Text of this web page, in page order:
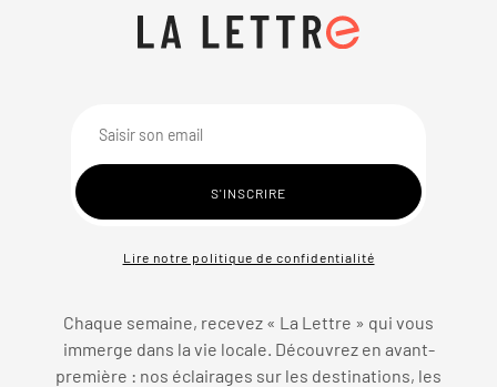
Lire notre politique de confidentialité
Chaque semaine, recevez « La Lettre » qui vous
immerge dans la vie locale. Découvrez en avant-
première : nos éclairages sur les destinations, les